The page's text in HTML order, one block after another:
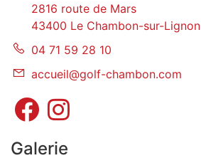
2816 route de Mars
43400 Le Chambon-sur-Lignon
04 71 59 28 10
accueil@golf-chambon.com
Galerie